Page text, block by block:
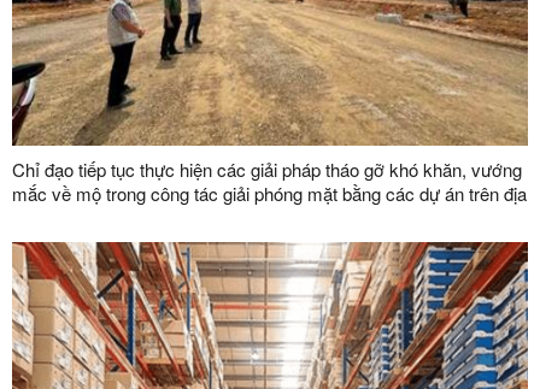
Chỉ đạo tiếp tục thực hiện các giải pháp tháo gỡ khó khăn, vướng
mắc về mộ trong công tác giải phóng mặt bằng các dự án trên địa